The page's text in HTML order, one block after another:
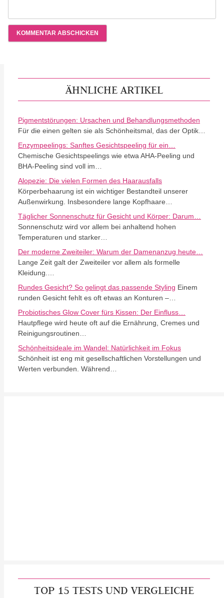
ÄHNLICHE ARTIKEL
Pigmentstörungen: Ursachen und Behandlungsmethoden
Für die einen gelten sie als Schönheitsmal, das der Optik…
Enzympeelings: Sanftes Gesichtspeeling für ein…
Chemische Gesichtspeelings wie etwa AHA-Peeling und
BHA-Peeling sind voll im…
Alopezie: Die vielen Formen des Haarausfalls
Körperbehaarung ist ein wichtiger Bestandteil unserer
Außenwirkung. Insbesondere lange Kopfhaare…
Täglicher Sonnenschutz für Gesicht und Körper: Darum…
Sonnenschutz wird vor allem bei anhaltend hohen
Temperaturen und starker…
Der moderne Zweiteiler: Warum der Damenanzug heute…
Lange Zeit galt der Zweiteiler vor allem als formelle
Kleidung.…
Rundes Gesicht? So gelingt das passende Styling Einem
runden Gesicht fehlt es oft etwas an Konturen –…
Probiotisches Glow Cover fürs Kissen: Der Einfluss…
Hautpflege wird heute oft auf die Ernährung, Cremes und
Reinigungsroutinen…
Schönheitsideale im Wandel: Natürlichkeit im Fokus
Schönheit ist eng mit gesellschaftlichen Vorstellungen und
Werten verbunden. Während…
TOP 15 TESTS UND VERGLEICHE